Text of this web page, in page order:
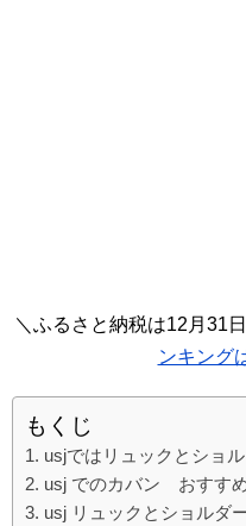
＼ふるさと納税は12月31
ンキング
もくじ
usjではリュックとショ
usj でのカバン おすす
usj リュックとショルダ